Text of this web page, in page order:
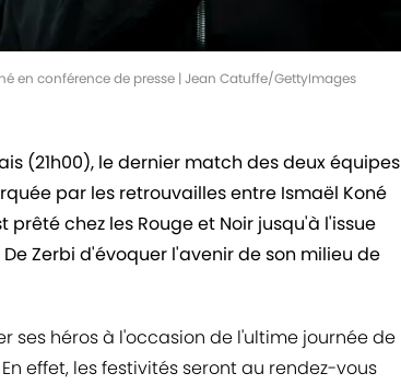
en conférence de presse | Jean Catuffe/GettyImages
(21h00), le dernier match des deux équipes
par les retrouvailles entre Ismaël Koné
chez les Rouge et Noir jusqu'à l'issue
Zerbi d'évoquer l'avenir de son milieu de
ses héros à l'occasion de l'ultime journée de
effet, les festivités seront au rendez-vous